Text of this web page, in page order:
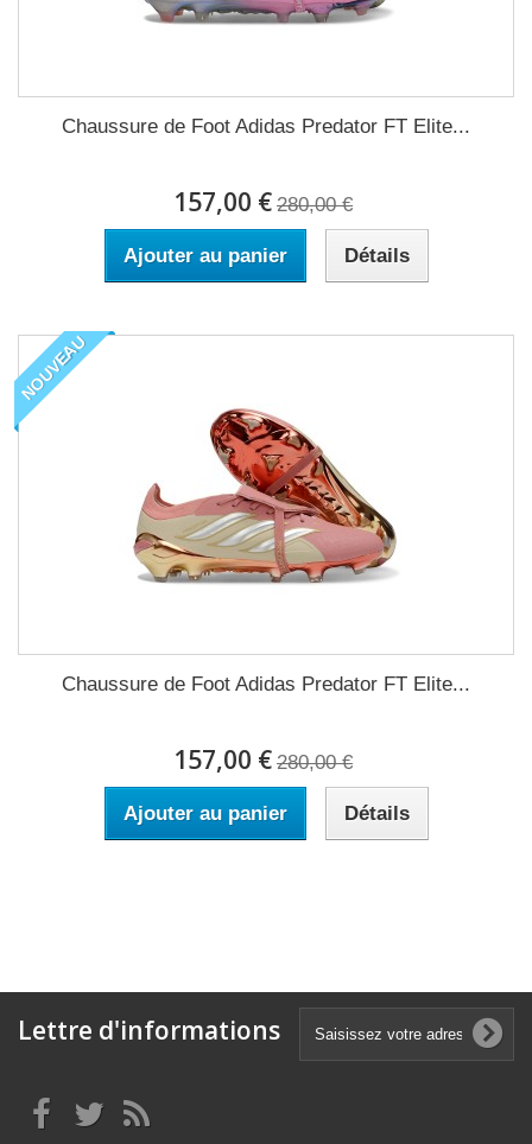
Chaussure de Foot Adidas Predator FT Elite...
157,00 € 280,00 €
Ajouter au panier Détails
NOUVEAU
Chaussure de Foot Adidas Predator FT Elite...
157,00 € 280,00 €
Ajouter au panier Détails
Lettre d'informations